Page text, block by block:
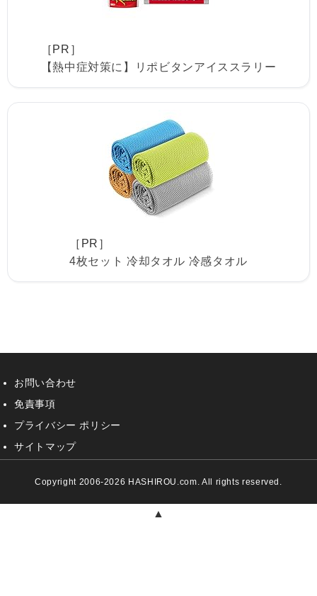
［PR］
【熱中症対策に】リポビタンアイススラリー
［PR］
4枚セット 冷却タオル 冷感タオル
お問い合わせ
免責事項
プライバシー ポリシー
サイトマップ
Copyright 2006-2026 HASHIROU.com. All rights reserved.
▲